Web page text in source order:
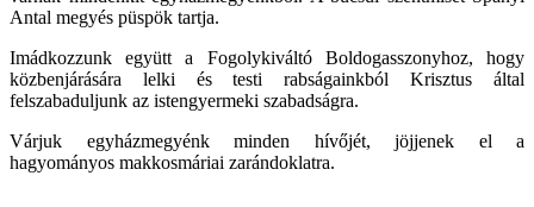
Antal megyés püspök tartja.
Imádkozzunk együtt a Fogolykiváltó Boldogasszonyhoz, hogy
közbenjárására lelki és testi rabságainkból Krisztus által
felszabaduljunk az istengyermeki szabadságra.
Várjuk egyházmegyénk minden hívőjét, jöjjenek el a
hagyományos makkosmáriai zarándoklatra.